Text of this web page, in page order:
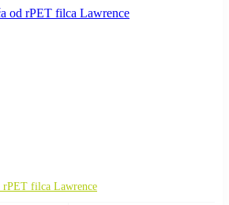
rPET filca Lawrence